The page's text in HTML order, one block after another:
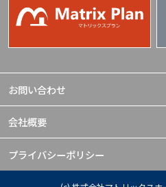
お問い合わせ
会社概要
プライバシーポリシー